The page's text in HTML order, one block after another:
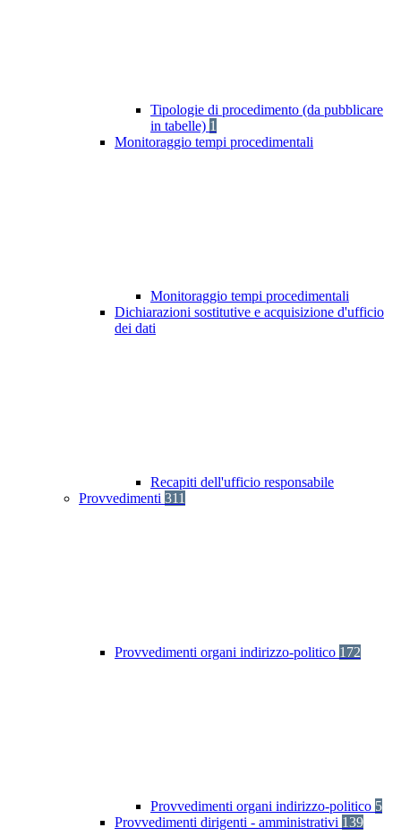
Tipologie di procedimento (da pubblicare
in tabelle) 1
Monitoraggio tempi procedimentali
Monitoraggio tempi procedimentali
Dichiarazioni sostitutive e acquisizione d'ufficio
dei dati
Recapiti dell'ufficio responsabile
Provvedimenti 311
Provvedimenti organi indirizzo-politico 172
Provvedimenti organi indirizzo-politico 5
Provvedimenti dirigenti - amministrativi 139